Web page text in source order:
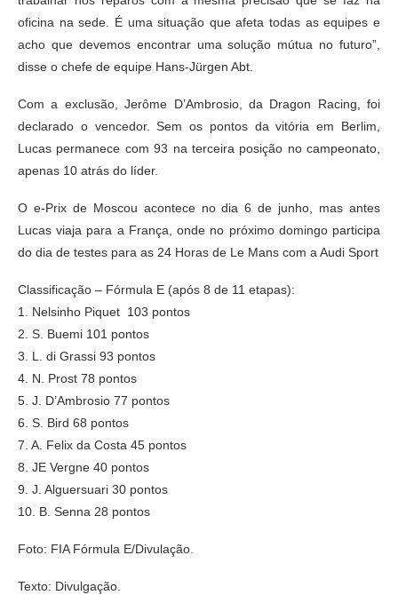
oficina na sede. É uma situação que afeta todas as equipes e
acho que devemos encontrar uma solução mútua no futuro”,
disse o chefe de equipe Hans-Jürgen Abt.
Com a exclusão, Jerôme D’Ambrosio, da Dragon Racing, foi
declarado o vencedor. Sem os pontos da vitória em Berlim,
Lucas permanece com 93 na terceira posição no campeonato,
apenas 10 atrás do líder.
O e-Prix de Moscou acontece no dia 6 de junho, mas antes
Lucas viaja para a França, onde no próximo domingo participa
do dia de testes para as 24 Horas de Le Mans com a Audi Sport
Classificação – Fórmula E (após 8 de 11 etapas):
1. Nelsinho Piquet 103 pontos
2. S. Buemi 101 pontos
3. L. di Grassi 93 pontos
4. N. Prost 78 pontos
5. J. D’Ambrosio 77 pontos
6. S. Bird 68 pontos
7. A. Felix da Costa 45 pontos
8. JE Vergne 40 pontos
9. J. Alguersuari 30 pontos
10. B. Senna 28 pontos
Foto: FIA Fórmula E/Divulação.
Texto: Divulgação.